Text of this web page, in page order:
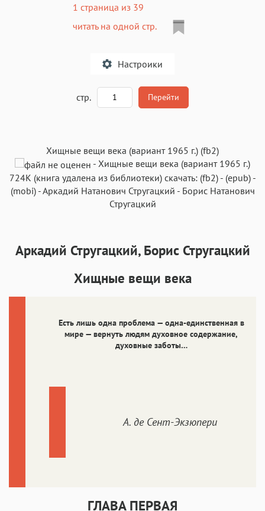
1 страница из 39
читать на одной стр.
Настроики
San Francisco Аа
SF Serif
Helvetica Neue
Аа Аа Аа
стр. Перейти
Хищные вещи века (вариант 1965 г.) (fb2)
- Хищные вещи века (вариант 1965 г.)
724K (книга удалена из библиотеки) скачать: (fb2)- (epub)-
(mobi)-Аркадий Натанович Стругацкий - Борис Натанович
Стругацкий
Аркадий Стругацкий, Борис Стругацкий
Хищные вещи века
Есть лишь одна проблема — одна-единственная в
мире — вернуть людям духовное содержание,
духовные заботы…
А. де Сент-Экзюпери
ГЛАВА ПЕРВАЯ